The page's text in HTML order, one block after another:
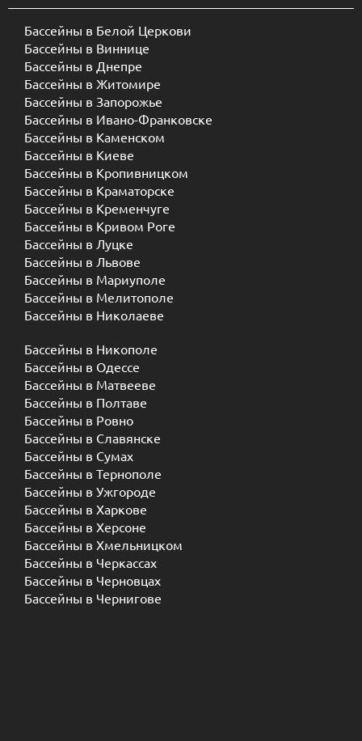
Бассейны в Белой Церкови
Бассейны в Виннице
Бассейны в Днепре
Бассейны в Житомире
Бассейны в Запорожье
Бассейны в Ивано-Франковске
Бассейны в Каменском
Бассейны в Киеве
Бассейны в Кропивницком
Бассейны в Краматорске
Бассейны в Кременчуге
Бассейны в Кривом Роге
Бассейны в Луцке
Бассейны в Львове
Бассейны в Мариуполе
Бассейны в Мелитополе
Бассейны в Николаеве
Бассейны в Никополе
Бассейны в Одессе
Бассейны в Матвееве
Бассейны в Полтаве
Бассейны в Ровно
Бассейны в Славянске
Бассейны в Сумах
Бассейны в Тернополе
Бассейны в Ужгороде
Бассейны в Харкове
Бассейны в Херсоне
Бассейны в Хмельницком
Бассейны в Черкассах
Бассейны в Черновцах
Бассейны в Чернигове